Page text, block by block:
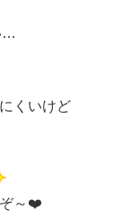
…
くいけど
ぞ～❤️